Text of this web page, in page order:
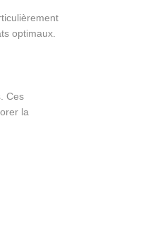
optimaux.
Ces
la